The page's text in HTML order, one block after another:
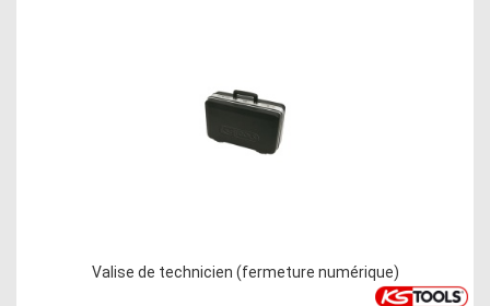
Valise de technicien (fermeture numérique)